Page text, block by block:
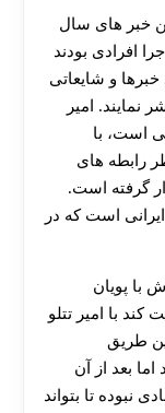
خبر های سال
افرادی بودند
خبرها و شایعاتی
نمایند. امیر
است، با
رابطه های
گرفته است.
است که در
با پویان
کند با امیر تتلو
طریق
بعد از آن
نبوده تا بتواند